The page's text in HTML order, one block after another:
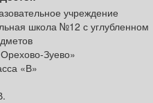
учреждение
школа №12 с углубленном
Зуево»
«В»